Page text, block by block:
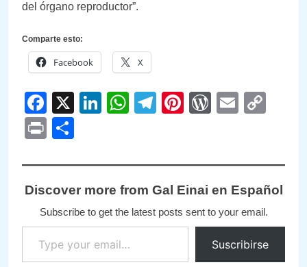
del órgano reproductor”.
Comparte esto:
Facebook X
Facebook
X LinkedIn
WhatsApp
Telegram
PinterestEmail
Print
Discover more from Gal Einai en Español
Subscribe to get the latest posts sent to your email.
Type your email…
Suscribirse